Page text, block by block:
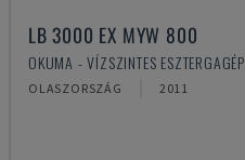
LB 3000 EX MYW 800
OKUMA - VÍZSZINTES ESZTERGAGÉP
OLASZORSZÁG 2011